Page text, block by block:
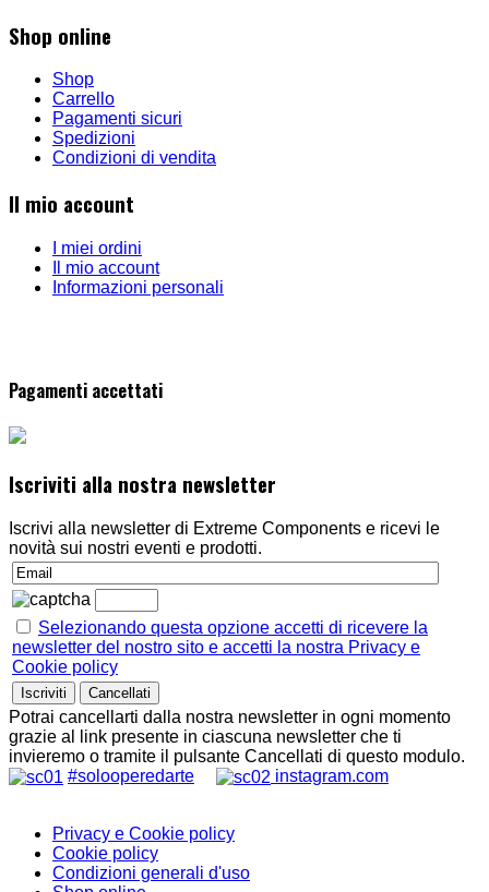
Shop online
Shop
Carrello
Pagamenti sicuri
Spedizioni
Condizioni di vendita
Il mio account
I miei ordini
Il mio account
Informazioni personali
Pagamenti accettati
Iscriviti alla nostra newsletter
Iscrivi alla newsletter di Extreme Components e ricevi le
novità sui nostri eventi e prodotti.
Selezionando questa opzione accetti di ricevere la
newsletter del nostro sito e accetti la nostra Privacy e
Cookie policy
Potrai cancellarti dalla nostra newsletter in ogni momento
grazie al link presente in ciascuna newsletter che ti
invieremo o tramite il pulsante Cancellati di questo modulo.
#solooperedarte
instagram.com
Privacy e Cookie policy
Cookie policy
Condizioni generali d'uso